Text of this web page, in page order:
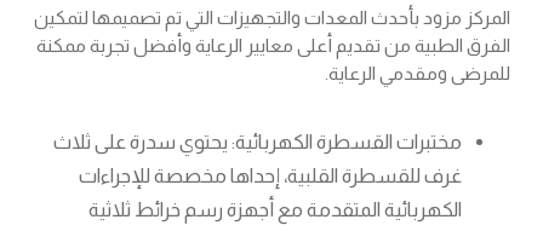
المركز مزود بأحدث المعدات والتجهيزات التي تم تصميمها لتمكين
الفرق الطبية من تقديم أعلى معايير الرعاية وأفضل تجربة ممكنة
للمرضى ومقدمي الرعاية.
مختبرات القسطرة الكهربائية: يحتوي سدرة على ثلاث
غرف للقسطرة القلبية، إحداها مخصصة للإجراءات
الكهربائية المتقدمة مع أجهزة رسم خرائط ثلاثية